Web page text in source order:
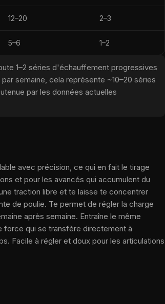
12–20 2–3
5–6 1–2
1–2 séries d'échauffement progressives
semaine, cela représente ~10–20 séries
par les données actuelles
avec précision, ce qui en fait le tirage
et pour les avancés qui accumulent du
traction libre et te laisse te concentrer
de poulie. Te permet de régler la charge
après semaine. Entraîne le même
force qui se transfère directement à
Facile à régler et doux pour les articulations